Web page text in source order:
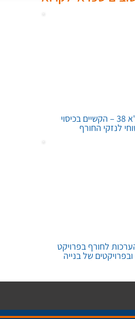
ביטוח תמ"א 38 – הקשיים בכיסוי
לנזקי החורף
לחורף בפרויקט